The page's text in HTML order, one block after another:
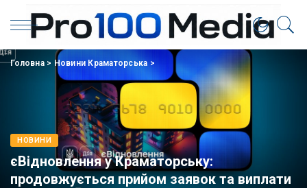
Головна> Новини Краматорська>
НОВИНИ
єВідновлення у Краматорську:
продовжується прийом заявок та виплати